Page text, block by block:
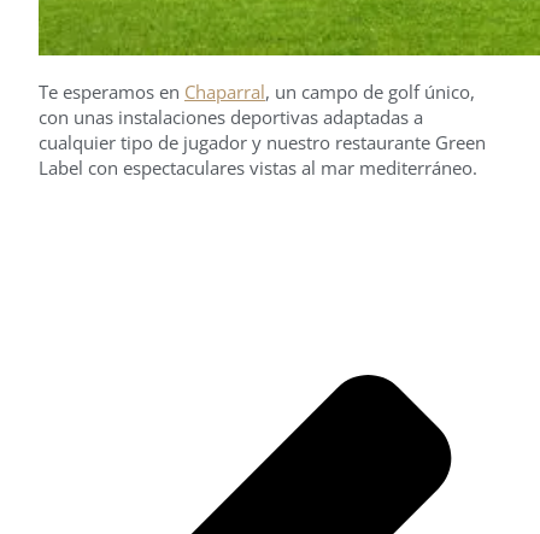
Te esperamos en Chaparral, un campo de golf único,
con unas instalaciones deportivas adaptadas a
cualquier tipo de jugador y nuestro restaurante Green
Label con espectaculares vistas al mar mediterráneo.